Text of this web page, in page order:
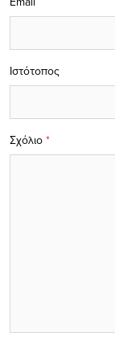
Σχόλιο *
Ιστότοπος